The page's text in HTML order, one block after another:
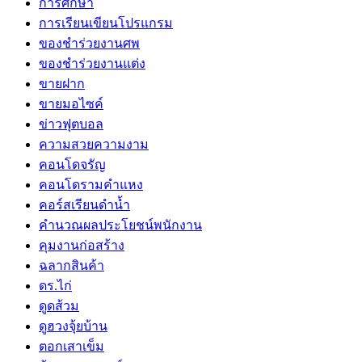
การศึกษา
การเรียนเขียนโปรแกรม
ของชำร่วยงานศพ
ของชำร่วยงานแต่ง
ขายฝาก
ขายมอไซค์
ข่าวฟุตบอล
ความสวยความงาม
คอนโดจรัญ
คอนโดรามคำแหง
คอร์สเรียนดำน้ำ
คำนวณผลประโยชน์พนักงาน
คุมงานก่อสร้าง
ฉลากสินค้า
ดร.ไก่
ดูดส้วม
ดูฮวงจุ้ยบ้าน
ตอกเสาเข็ม